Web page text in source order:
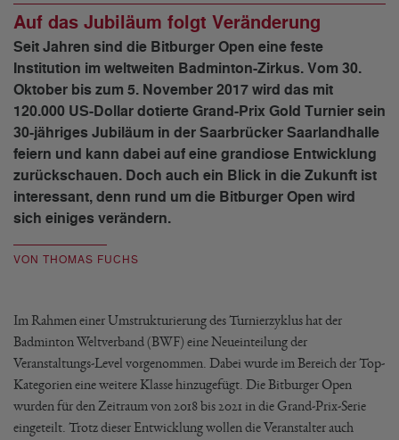
Auf das Jubiläum folgt Veränderung
Seit Jahren sind die Bitburger Open eine feste
Institution im weltweiten Badminton-Zirkus. Vom 30.
Oktober bis zum 5. November 2017 wird das mit
120.000 US-Dollar dotierte Grand-Prix Gold Turnier sein
30-jähriges Jubiläum in der Saarbrücker Saarlandhalle
feiern und kann dabei auf eine grandiose Entwicklung
zurückschauen. Doch auch ein Blick in die Zukunft ist
interessant, denn rund um die Bitburger Open wird
sich einiges verändern.
VON THOMAS FUCHS
Im Rahmen einer Umstrukturierung des Turnierzyklus hat der
Badminton Weltverband (BWF) eine Neueinteilung der
Veranstaltungs-Level vorgenommen. Dabei wurde im Bereich der Top-
Kategorien eine weitere Klasse hinzugefügt. Die Bitburger Open
wurden für den Zeitraum von 2018 bis 2021 in die Grand-Prix-Serie
eingeteilt. Trotz dieser Entwicklung wollen die Veranstalter auch